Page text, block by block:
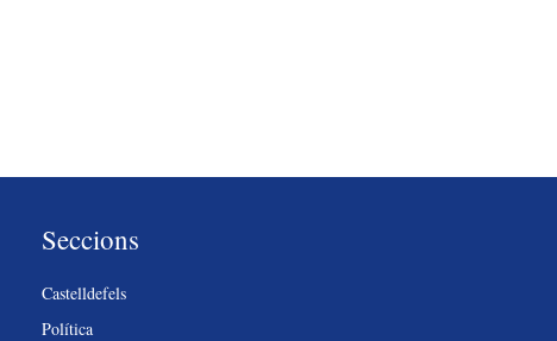
Seccions
Castelldefels
Política